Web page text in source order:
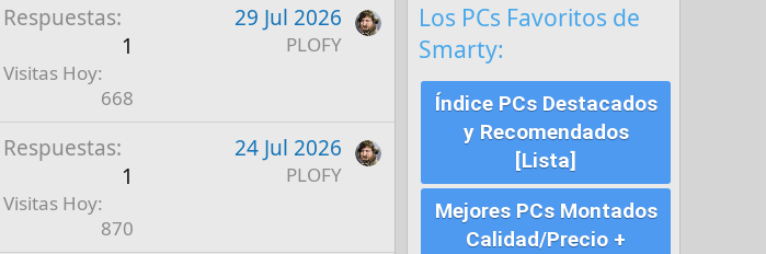
Respuestas
1
Visitas Hoy
668
29 Jul 2026
PLOFY
Respuestas
1
Visitas Hoy
870
24 Jul 2026
PLOFY
Los PCs Favoritos de
Smarty:
Índice PCs Destacados
y Recomendados
[Lista]
Mejores PCs Montados
Calidad/Precio +